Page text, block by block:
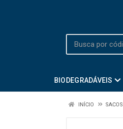
BIODEGRADÁVEIS
INÍCIO SACOS